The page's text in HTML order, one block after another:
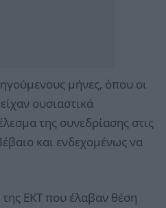
μήνες, όπου οι
ουσιαστικά
της συνεδρίασης στις
και ενδεχομένως να
ΕΚΤ που έλαβαν θέση